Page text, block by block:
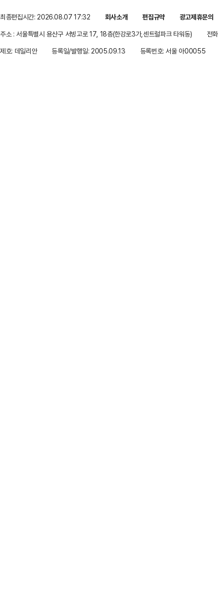
최종편집시간: 2026.08.07 17:32 회사소개 편집규약
광고제휴문의
주소 : 서울특별시 용산구 서빙고로 17, 18층(한강로3가,센트럴파크 타워동)
전
제호: 데일리안
등록일/발행일: 2005.09.13 등록번호: 서울 아00055